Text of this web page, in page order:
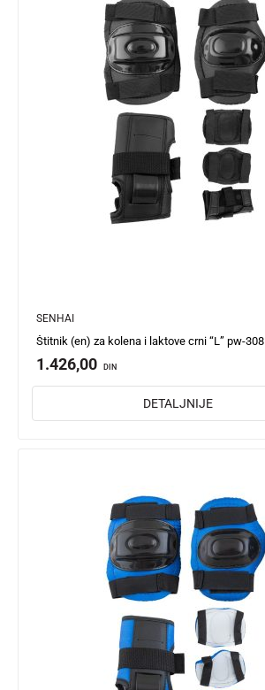
SENHAI
Štitnik (en) za kolena i laktove crni “L” pw-308
1.426,00 DIN
DETALJNIJE